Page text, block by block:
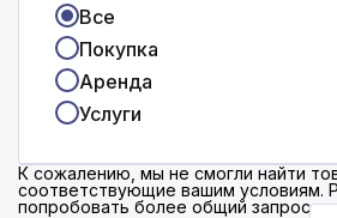
Все
Покупка
Аренда
Услуги
К сожалению, мы не смогли найти
соответствующие вашим условиям.
попробовать более общий запрос